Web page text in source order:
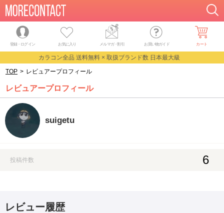
登録・ログイン お気に入り メルマガ・割引 お買い物ガイド カート
カラコン全品 送料無料 × 取扱ブランド数 日本最大級
TOP > レビュアープロフィール
レビュアープロフィール
suigetu
投稿件数 6
レビュー履歴